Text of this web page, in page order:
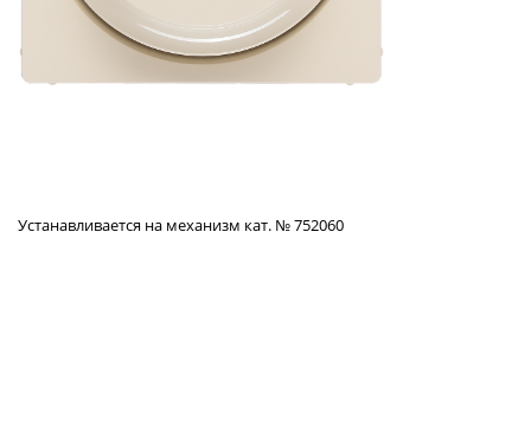
Устанавливается на механизм кат. № 752060